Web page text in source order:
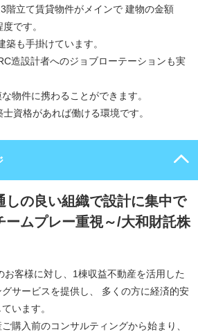
階立て賃貸物件がメインで 建物の金額
です。
も手掛けています。
造設計者へのジョブローテーションも実
物件に携わることができます。
資格があれば働ける環境です。
の良い組織で設計に集中で
ームプレー重視～/大和財託株
お客様に対し、1棟収益不動産を活用した
サービスを提供し、 多くの方に経済的安
います。
購入前のコンサルティングから始まり、